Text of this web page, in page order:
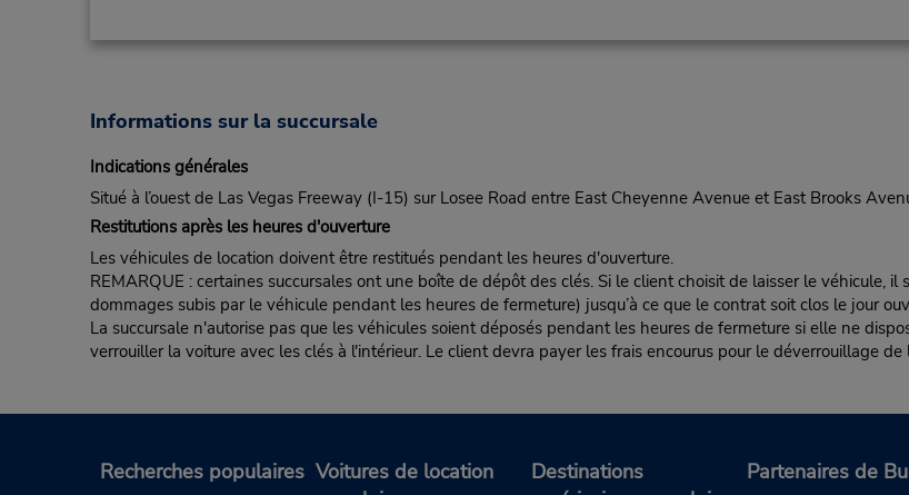
Informations sur la succursale
Indications générales
Situé à l’ouest de Las Vegas Freeway (I-15) sur Losee Road entre East Cheyenne Avenue et East Brooks
Restitutions après les heures d'ouverture
Les véhicules de location doivent être restitués pendant les heures d'ouverture.
REMARQUE : certaines succursales ont une boîte de dépôt des clés. Si le client choisit de laisser le véhicule,
dommages subis par le véhicule pendant les heures de fermeture) jusqu’à ce que le contrat soit clos le jour
La succursale n'autorise pas que les véhicules soient déposés pendant les heures de fermeture si elle ne
verrouiller la voiture avec les clés à l'intérieur. Le client devra payer les frais encourus pour le déverrouillage de
Recherches populaires Voitures de location
Destinations
Partenaires de